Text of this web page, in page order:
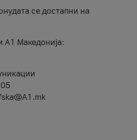
се достапни на
А1 Македонија: